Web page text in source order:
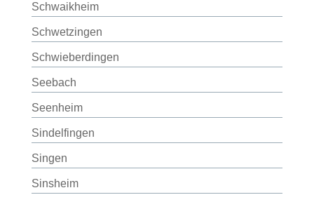
Schwaikheim
Schwetzingen
Schwieberdingen
Seebach
Seenheim
Sindelfingen
Singen
Sinsheim